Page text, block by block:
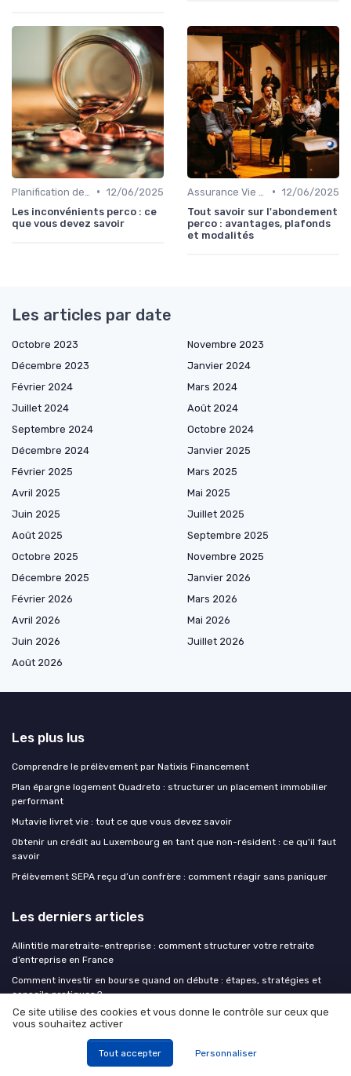
• 12/06/2025
Les inconvénients perco : ce
que vous devez savoir
• 12/06/2025
Tout savoir sur l'abondement
perco : avantages, plafonds
et modalités
Les articles par date
Octobre 2023
Novembre 2023
Décembre 2023
Janvier 2024
Février 2024
Mars 2024
Juillet 2024
Août 2024
Septembre 2024
Octobre 2024
Décembre 2024
Janvier 2025
Février 2025
Mars 2025
Avril 2025
Mai 2025
Juin 2025
Juillet 2025
Août 2025
Septembre 2025
Octobre 2025
Novembre 2025
Décembre 2025
Janvier 2026
Février 2026
Mars 2026
Avril 2026
Mai 2026
Juin 2026
Juillet 2026
Août 2026
Les plus lus
Comprendre le prélèvement par Natixis Financement
Plan épargne logement Quadreto : structurer un placement immobilier
performant
Mutavie livret vie : tout ce que vous devez savoir
Obtenir un crédit au Luxembourg en tant que non-résident : ce qu'il faut
savoir
Prélèvement SEPA reçu d’un confrère : comment réagir sans paniquer
Les derniers articles
Allintitle maretraite-entreprise : comment structurer votre retraite
d’entreprise en France
Comment investir en bourse quand on débute : étapes, stratégies et
conseils pratiques ?
Investir en dette privée en 2026 : rendements, risque de crédit réel et
véhicules accessibles aux particuliers
Donation de parts de SCPI sans notaire : stratégies efficaces pour
transmettre votre patrimoine
Ce site utilise des cookies et vous donne le contrôle sur ceux que
vous souhaitez activer
Tout accepter Personnaliser